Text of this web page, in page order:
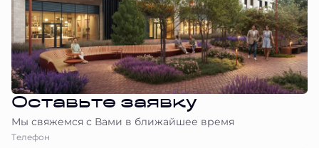
Оставьте заявку
Мы свяжемся с Вами в ближайшее время
Tелефон